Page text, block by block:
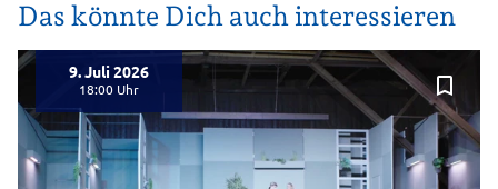
Das könnte Dich auch interessieren
bookmark_border
9. Juli 2026
18:00